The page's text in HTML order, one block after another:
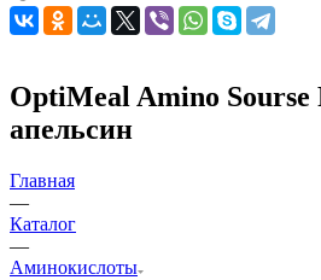
OptiMeal Amino Sourse
апельсин
Главная
—
Каталог
—
Аминокислоты